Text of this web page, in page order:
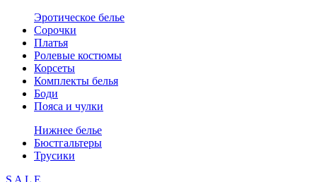
Эротическое белье
Сорочки
Платья
Ролевые костюмы
Корсеты
Комплекты белья
Боди
Пояса и чулки
Нижнее белье
Бюстгальтеры
Трусики
S A L E